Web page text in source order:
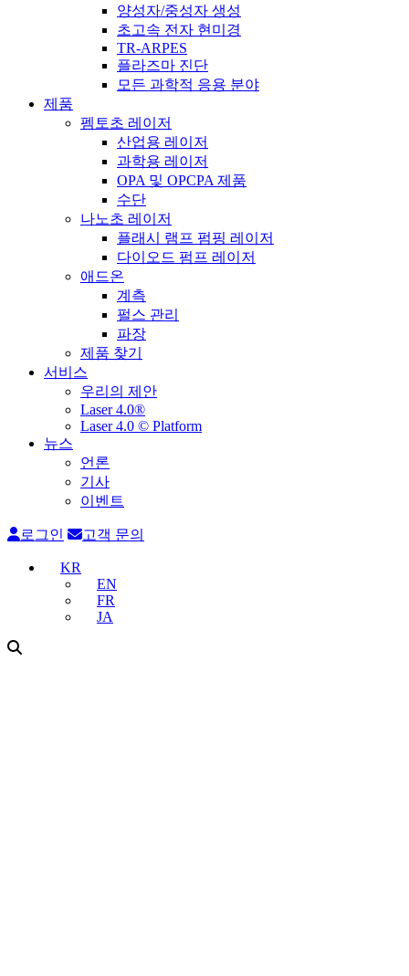
양성자/중성자 생성
초고속 전자 현미경
TR-ARPES
플라즈마 진단
모든 과학적 응용 분야
제품
펨토초 레이저
산업용 레이저
과학용 레이저
OPA 및 OPCPA 제품
수단
나노초 레이저
플래시 램프 펌핑 레이저
다이오드 펌프 레이저
애드온
계측
펄스 관리
파장
제품 찾기
서비스
우리의 제안
Laser 4.0®
Laser 4.0 © Platform
뉴스
언론
기사
이벤트
로그인 고객 문의
KR
EN
FR
JA